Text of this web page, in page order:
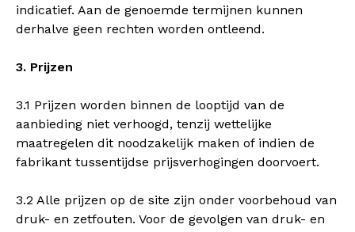
indicatief. Aan de genoemde termijnen kunnen
derhalve geen rechten worden ontleend.
3. Prijzen
3.1 Prijzen worden binnen de looptijd van de
aanbieding niet verhoogd, tenzij wettelijke
maatregelen dit noodzakelijk maken of indien de
fabrikant tussentijdse prijsverhogingen doorvoert.
3.2 Alle prijzen op de site zijn onder voorbehoud van
druk- en zetfouten. Voor de gevolgen van druk- en